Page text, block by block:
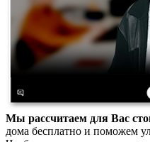
Мы рассчитаем для Вас
дома бесплатно и поможем